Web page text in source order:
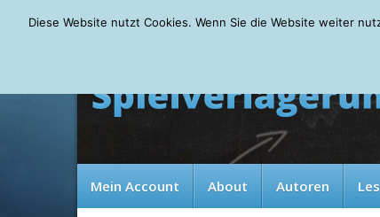
Thursday, 06.08.2026
Mein Account About Autoren
Diese Website nutzt Cookies. Wenn Sie die Website weiter